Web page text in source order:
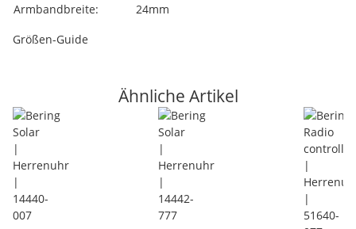
Armbandbreite:
24mm
Größen-Guide
Ähnliche Artikel